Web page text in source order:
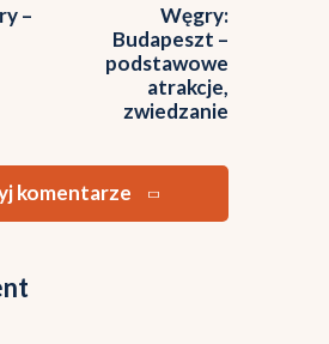
–
Węgry:
Budapeszt –
podstawowe
atrakcje,
zwiedzanie
komentarze